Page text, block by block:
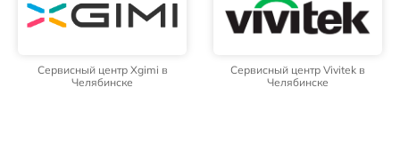
Сервисный центр Xgimi в
Челябинске
Сервисный центр Vivitek в
Челябинске